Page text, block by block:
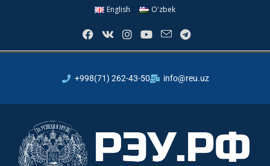
English Oʻzbek
+998(71) 262-43-50 info@reu.uz